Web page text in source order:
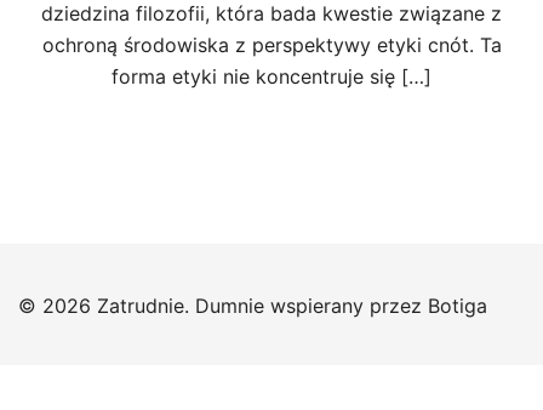
dziedzina filozofii, która bada kwestie związane z
ochroną środowiska z perspektywy etyki cnót. Ta
forma etyki nie koncentruje się […]
© 2026 Zatrudnie. Dumnie wspierany przez Botiga